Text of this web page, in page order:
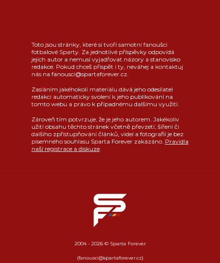
Toto jsou stránky, které si tvoří samotní fanoušci
fotbalové Sparty. Za jednotlivé příspěvky odpovídá
jejich autor a nemusí vyjadřovat názory a stanovisko
redakce. Pokud chceš přispět i ty, neváhej a kontaktuj
nás na fanousci@spartaforever.cz.
Zasláním jakéhokoli materiálu dává jeho odesílatel
redakci automaticky svolení k jeho publikování na
tomto webu a právo k případnému dalšímu využití.
Zároveň tím potvrzuje, že je jeho autorem. Jakékoliv
užití obsahu těchto stránek včetně převzetí, šíření či
dalšího zpřístupňování článků, videí a fotografií je bez
písemného souhlasu Sparta Forever zakázáno. Pravidla
naší registrace a diskuze.
2004 - 2026 © Sparta Forever
(fanousci@spartaforever.cz)